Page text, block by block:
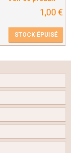
1,00 €
STOCK ÉPUISÉ